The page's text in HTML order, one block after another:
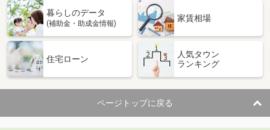
暮らしのデータ
(補助金・助成金情報)
家賃相場
住宅ローン
人気タウン
ランキング
ページトップに戻る